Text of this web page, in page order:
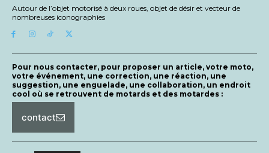
Autour de l’objet motorisé à deux roues, objet de désir et vecteur de
nombreuses iconographies
Pour nous contacter, pour proposer un article, votre moto,
votre événement, une correction, une réaction, une
suggestion, une enguelade, une collaboration, un endroit
cool où se retrouvent de motards et des motardes :
contact